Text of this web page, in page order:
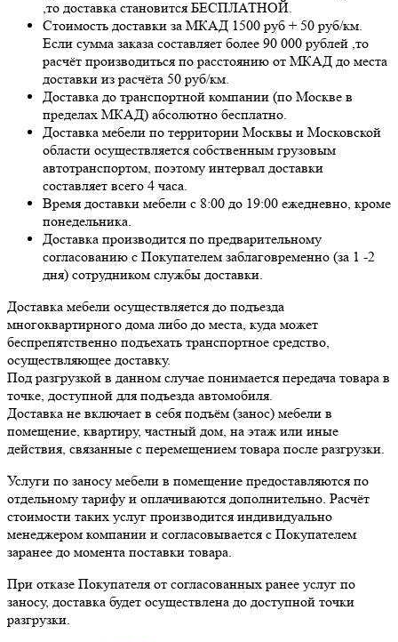
,то доставка становится БЕСПЛАТНОЙ.
Стоимость доставки за МКАД 1500 руб + 50 руб/км.
Если сумма заказа составляет более 90 000 рублей ,то
расчёт производиться по расстоянию от МКАД до места
доставки из расчёта 50 руб/км.
Доставка до транспортной компании (по Москве в
пределах МКАД) абсолютно бесплатно.
Доставка мебели по территории Москвы и Московской
области осуществляется собственным грузовым
автотранспортом, поэтому интервал доставки
составляет всего 4 часа.
Время доставки мебели с 8:00 до 19:00 ежедневно, кроме
понедельника.
Доставка производится по предварительному
согласованию с Покупателем заблаговременно (за 1 -2
дня) сотрудником службы доставки.
Доставка мебели осуществляется до подъезда
многоквартирного дома либо до места, куда может
беспрепятственно подъехать транспортное средство,
осуществляющее доставку.
Под разгрузкой в данном случае понимается передача товара в
точке, доступной для подъезда автомобиля.
Доставка не включает в себя подъём (занос) мебели в
помещение, квартиру, частный дом, на этаж или иные
действия, связанные с перемещением товара после разгрузки.
Услуги по заносу мебели в помещение предоставляются по
отдельному тарифу и оплачиваются дополнительно. Расчёт
стоимости таких услуг производится индивидуально
менеджером компании и согласовывается с Покупателем
заранее до момента поставки товара.
При отказе Покупателя от согласованных ранее услуг по
заносу, доставка будет осуществлена до доступной точки
разгрузки.